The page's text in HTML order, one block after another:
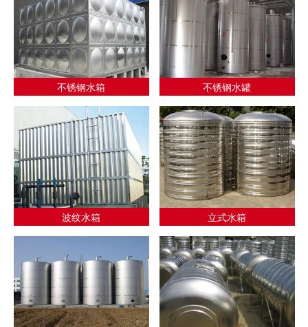
不锈钢水箱 不锈钢水罐
波纹水箱 立式水箱